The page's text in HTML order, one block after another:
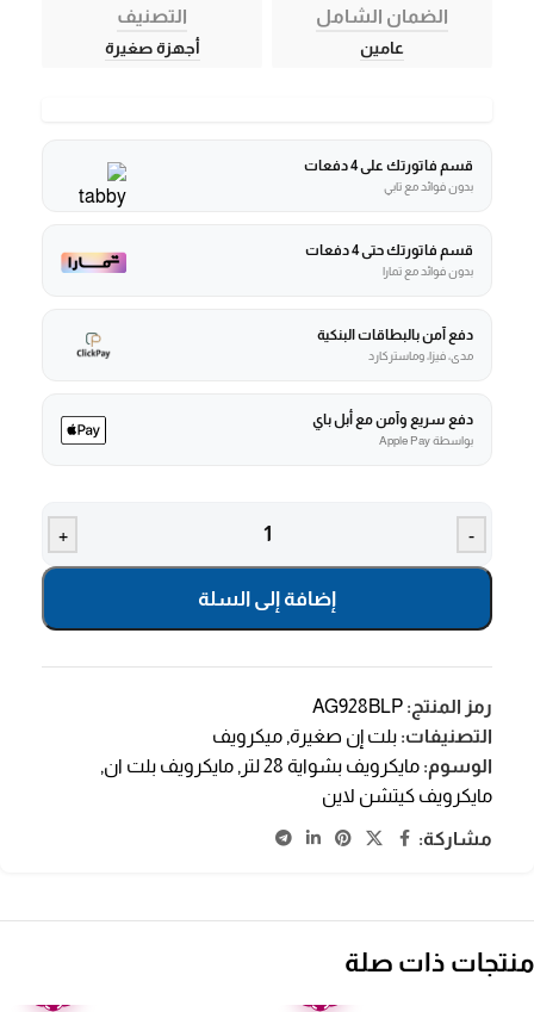
الضمان الشامل
عامين
التصنيف
أجهزة صغيرة
قسم فاتورتك على 4 دفعات
بدون فوائد مع تابي
قسم فاتورتك حتى 4 دفعات
بدون فوائد مع تمارا
دفع آمن بالبطاقات البنكية
مدى، فيزا، وماستركارد
دفع سريع وآمن مع أبل باي
بواسطة Apple Pay
-
+
إضافة إلى السلة
رمز المنتج: AG928BLP
التصنيفات: بلت إن صغيرة, ميكرويف
الوسوم: مايكرويف بشواية 28 لتر , مايكرويف بلت ان,
مايكرويف كيتشن لاين
مشاركة:
منتجات ذات صلة